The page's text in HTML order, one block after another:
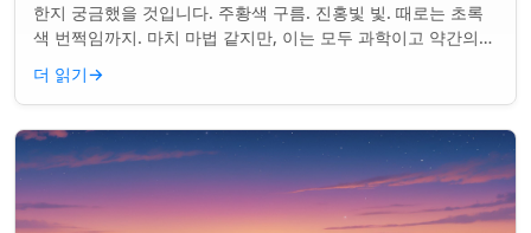
한지 궁금했을 것입니다. 주황색 구름. 진홍빛 빛. 때로는 초록
색 번쩍임까지. 마치 마법 같지만, 이는 모두 과학이고 약간의
타이밍의 문제입니다. 태양은 지...
더 읽기→